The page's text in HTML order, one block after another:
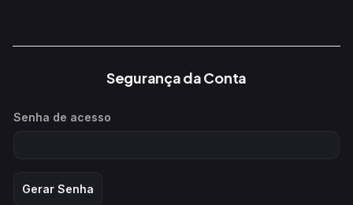
Segurança da Conta
Senha de acesso
Gerar Senha